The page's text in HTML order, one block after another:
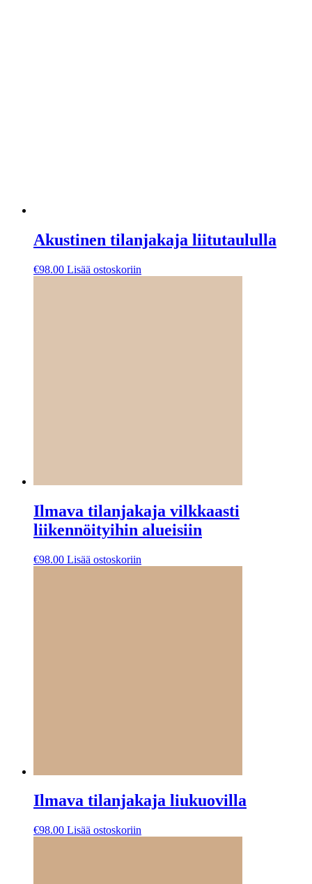
Akustinen tilanjakaja liitutaululla
€98.00 Lisää ostoskoriin
Ilmava tilanjakaja vilkkaasti
liikennöityihin alueisiin
€98.00 Lisää ostoskoriin
Ilmava tilanjakaja liukuovilla
€98.00 Lisää ostoskoriin